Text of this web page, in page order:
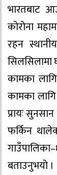
भारतबाट
कोरोना
रहन
कामका
कामका
प्रायः
फर्किन
बताउनुभयो ।